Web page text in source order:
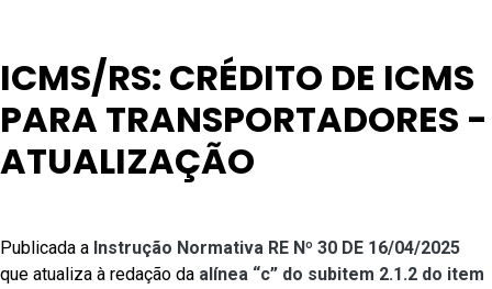
ICMS/RS: CRÉDITO DE ICMS
PARA TRANSPORTADORES -
ATUALIZAÇÃO
Publicada a Instrução Normativa RE Nº 30 DE 16/04/2025
que atualiza à redação da alínea “c” do subitem 2.1.2 do item